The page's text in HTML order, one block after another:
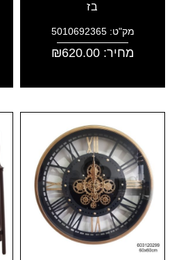
בז
מק"ט: 5010692365
מחיר: ₪620.00